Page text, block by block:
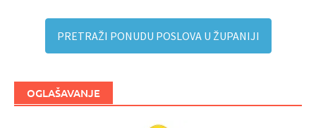
PRETRAŽI PONUDU POSLOVA U ŽUPANIJI
OGLAŠAVANJE